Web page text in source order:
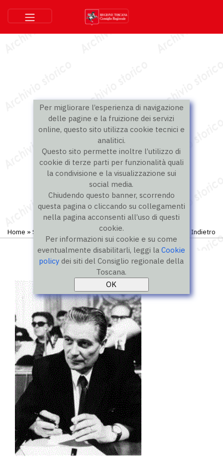
Per migliorare l’esperienza di navigazione
delle pagine e la fruizione dei servizi
online, questo sito utilizza cookie tecnici e
analitici.
Questo sito permette inoltre l’utilizzo di
cookie di terze parti per funzionalità quali
la condivisione e la visualizzazione sui
social media.
Chiudendo questo banner, scorrendo
questa pagina o cliccando su collegamenti
nella pagina acconsenti all’uso di questi
cookie.
Per informazioni sui cookie e su come
eventualmente disabilitarli, leggi laCookie
policy dei siti del Consiglio regionale della
Toscana.
Home » Storico »Consiglieri Indietro